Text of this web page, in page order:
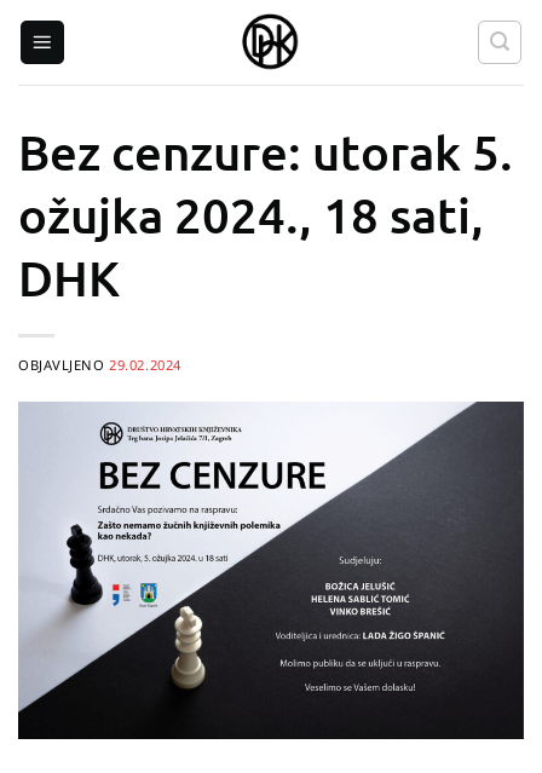
Bez cenzure: utorak 5.
ožujka 2024., 18 sati,
DHK
OBJAVLJENO29.02.2024